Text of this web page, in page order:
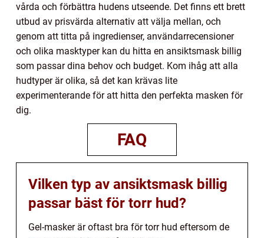
vårda och förbättra hudens utseende. Det finns ett brett
utbud av prisvärda alternativ att välja mellan, och
genom att titta på ingredienser, användarrecensioner
och olika masktyper kan du hitta en ansiktsmask billig
som passar dina behov och budget. Kom ihåg att alla
hudtyper är olika, så det kan krävas lite
experimenterande för att hitta den perfekta masken för
dig.
FAQ
Vilken typ av ansiktsmask billig
passar bäst för torr hud?
Gel-masker är oftast bra för torr hud eftersom de